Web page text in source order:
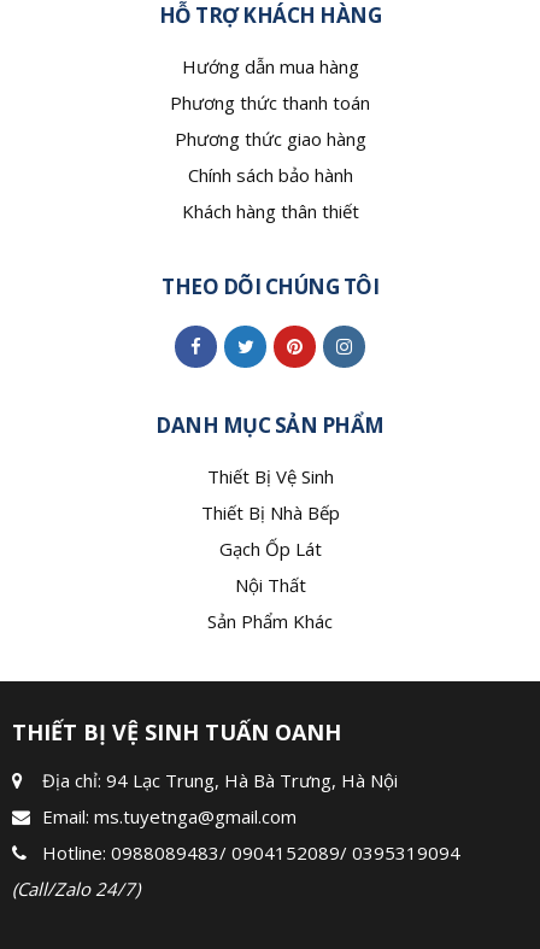
HỖ TRỢ KHÁCH HÀNG
Hướng dẫn mua hàng
Phương thức thanh toán
Phương thức giao hàng
Chính sách bảo hành
Khách hàng thân thiết
THEO DÕI CHÚNG TÔI
DANH MỤC SẢN PHẨM
Thiết Bị Vệ Sinh
Thiết Bị Nhà Bếp
Gạch Ốp Lát
Nội Thất
Sản Phẩm Khác
THIẾT BỊ VỆ SINH TUẤN OANH
Địa chỉ: 94 Lạc Trung, Hà Bà Trưng, Hà Nội
Email: ms.tuyetnga@gmail.com
Hotline: 0988089483/ 0904152089/ 0395319094
(Call/Zalo 24/7)